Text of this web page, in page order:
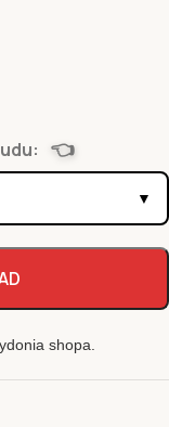
👈
▼
shopa.